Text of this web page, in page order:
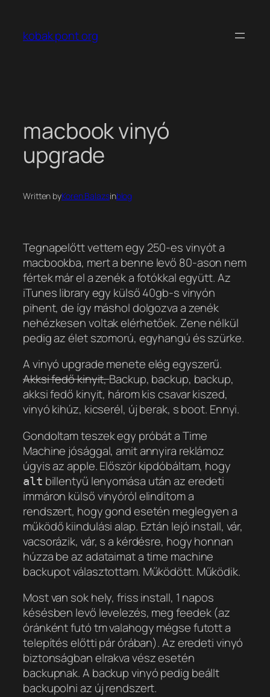
tartalomhoz
kobak pont org
macbook vinyó
upgrade
Written byKoren Balazsinblog
Tegnapelőtt vettem egy 250-es vinyót a
macbookba, mert a benne levő 80-ason nem
fértek már el a zenék a fotókkal együtt. Az
iTunes library egy külső 40gb-s vinyón
pihent, de így máshol dolgozva a zenék
nehézkesen voltak elérhetőek. Zene nélkül
pedig az élet szomorú, egyhangú és szürke.
A vinyó upgrade menete elég egyszerű.
Akksi fedő kinyit,Backup, backup, backup,
akksi fedő kinyit, három kis csavar kiszed,
vinyó kihúz, kicserél, új berak, s boot. Ennyi.
Gondoltam teszek egy próbát a Time
Machine jósággal, amit annyira reklámoz
úgyis az apple. Először kipdóbáltam, hogy
alt billentyű lenyomása után az eredeti
immáron külső vinyóról elindítom a
rendszert, hogy gond esetén meglegyen a
működő kiindulási alap. Eztán lejó install, vár,
vacsorázik, vár, s a kérdésre, hogy honnan
húzza be az adataimat a time machine
backupot választottam. Működött. Működik.
Most van sok hely, friss install, 1 napos
késésben levő levelezés, meg feedek (az
óránként futó tm valahogy mégse futott a
telepítés előtti pár órában). Az eredeti vinyó
biztonságban elrakva vész esetén
backupnak. A backup vinyó pedig beállt
backupolni az új rendszert.